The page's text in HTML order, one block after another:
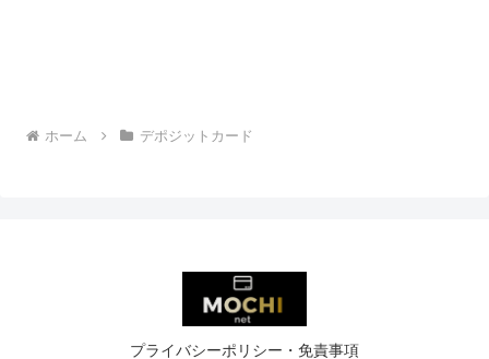
ホーム デポジットカード
プライバシーポリシー・免責事項